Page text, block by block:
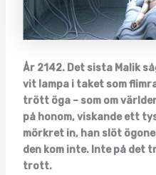
År 2142. Det sista Malik
vit lampa i taket som
trött öga – som om
på honom, viskande ett
mörkret in, han slöt
den kom inte. Inte på det
trott.